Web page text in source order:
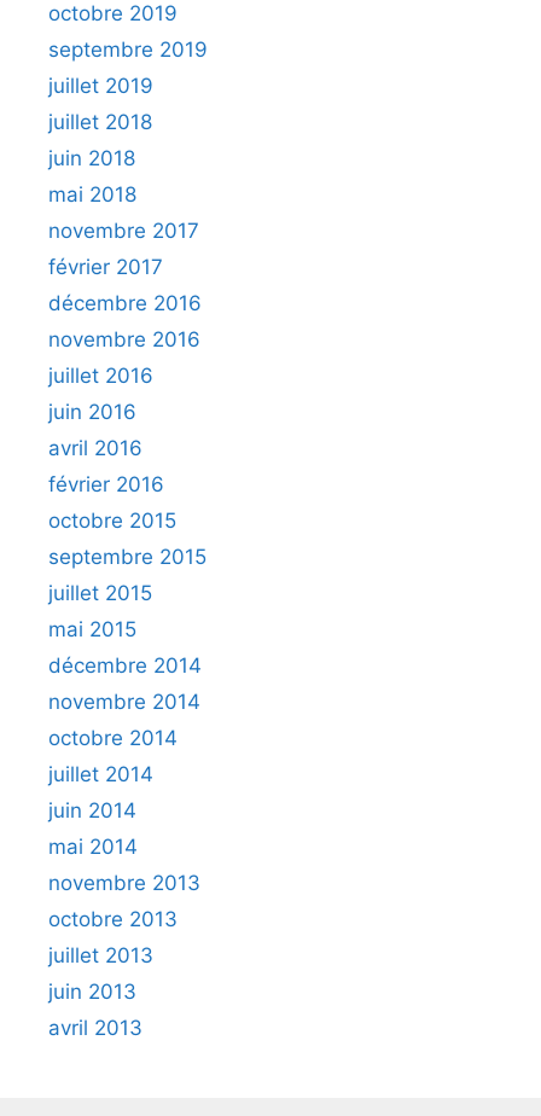
octobre 2019
septembre 2019
juillet 2019
juillet 2018
juin 2018
mai 2018
novembre 2017
février 2017
décembre 2016
novembre 2016
juillet 2016
juin 2016
avril 2016
février 2016
octobre 2015
septembre 2015
juillet 2015
mai 2015
décembre 2014
novembre 2014
octobre 2014
juillet 2014
juin 2014
mai 2014
novembre 2013
octobre 2013
juillet 2013
juin 2013
avril 2013